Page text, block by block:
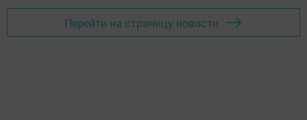
Перейти на страницу новости